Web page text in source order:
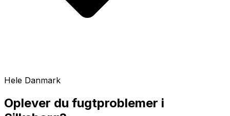
Hele Danmark
Oplever du fugtproblemer i